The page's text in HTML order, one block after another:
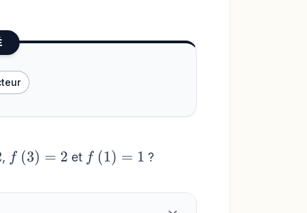
, f\left(3\right)=2
f (3) = 2 et f\left(1\right)=1
f (1) = 1 ?